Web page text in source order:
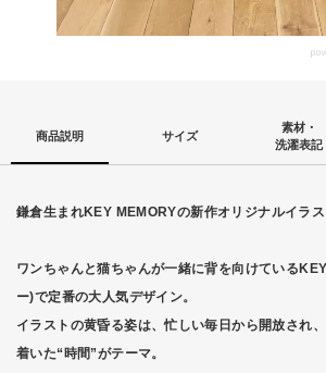
商品説明 サイズ
素材・
洗濯表記
鎌倉生まれKEY MEMORYの新作オリジナルイラス
ワンちゃんと猫ちゃんが一緒に背を向けている
ー)で定番の大人気デザイン。
イラストの黄昏る姿は、忙しい毎日から開放され
着いた“時間”がテーマ。